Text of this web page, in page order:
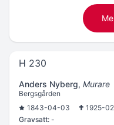
H 230
Anders Nyberg, Murare
Bergsgården
1843-04-03
1925-
Gravsatt: -